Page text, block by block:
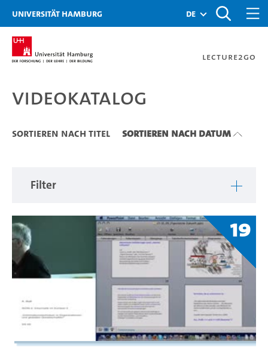
Zu den Filtern
Zur Metanavigation
Zur Hauptnavigation
Zur Suche
Zum Inhalt
Zum Seitenfuss
Universität Hamburg de
Lecture2Go
Videokatalog
Videokatalog
Sortieren nach Titel Sortieren nach Datum
Filter
19